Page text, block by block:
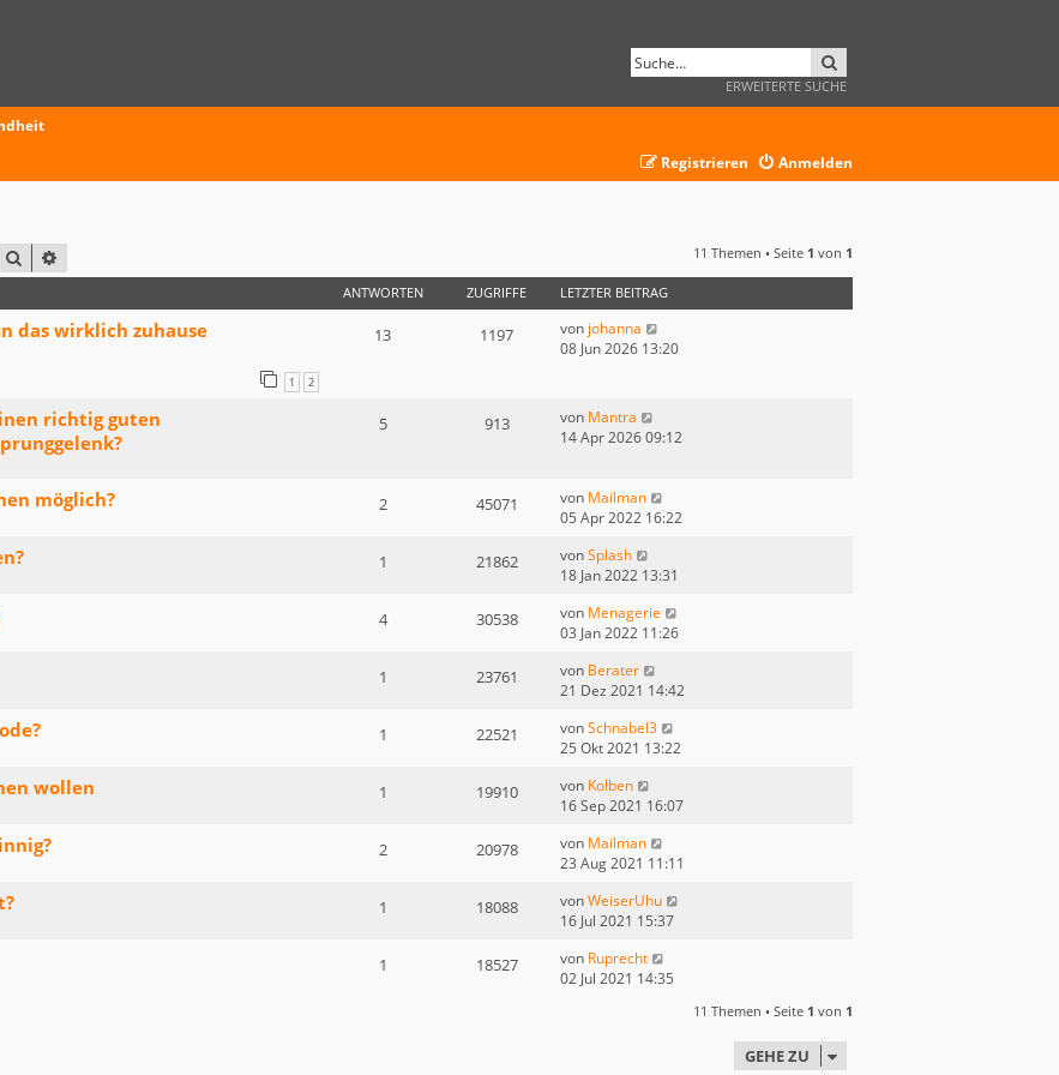
ERWEITERTE SUCHE
Anmelden
Registrieren
SUCHE 11 Themen • Seite 1 von 1
ANTWORTEN ZUGRIFFE LETZTER BEITRAG
das wirklich zuhause
1 2
13 1197 von johanna
08 Jun 2026 13:20
richtig guten
5 913 von Mantra
14 Apr 2026 09:12
möglich? 2 45071 von Mailman
05 Apr 2022 16:22
1 21862 vonSplash
18 Jan 2022 13:31
4 30538 von Menagerie
03 Jan 2022 11:26
1 23761 von Berater
21 Dez 2021 14:42
1 22521 vonSchnabel3
25 Okt 2021 13:22
wollen 1 19910 von Kolben
16 Sep 2021 16:07
2 20978 von Mailman
23 Aug 2021 11:11
1 18088 vonWeiserUhu
16 Jul 2021 15:37
1 18527 von Ruprecht
02 Jul 2021 14:35
11 Themen • Seite 1 von 1
GEHE ZU